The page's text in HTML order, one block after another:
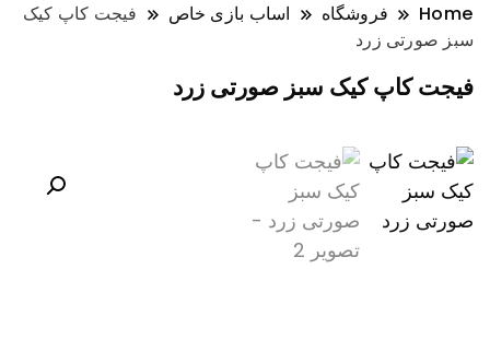
Home فروشگاه اساب بازی خاص
فیجت کاپ کیک
سبز صورتی زرد
فیجت کاپ کیک سبز صورتی زرد